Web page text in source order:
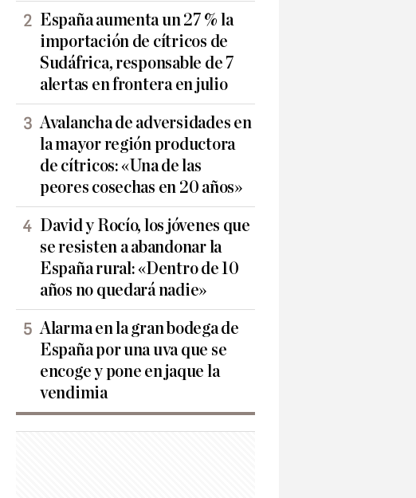
España aumenta un 27 % la
importación de cítricos de
Sudáfrica, responsable de 7
alertas en frontera en julio
Avalancha de adversidades en
la mayor región productora
de cítricos: «Una de las
peores cosechas en 20 años»
David y Rocío, los jóvenes que
se resisten a abandonar la
España rural: «Dentro de 10
años no quedará nadie»
Alarma en la gran bodega de
España por una uva que se
encoge y pone en jaque la
vendimia